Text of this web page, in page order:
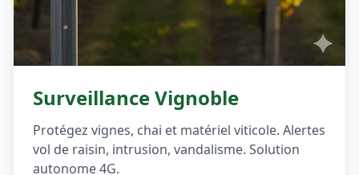
Surveillance Vignoble
Protégez vignes, chai et matériel viticole. Alertes
vol de raisin, intrusion, vandalisme. Solution
autonome 4G.